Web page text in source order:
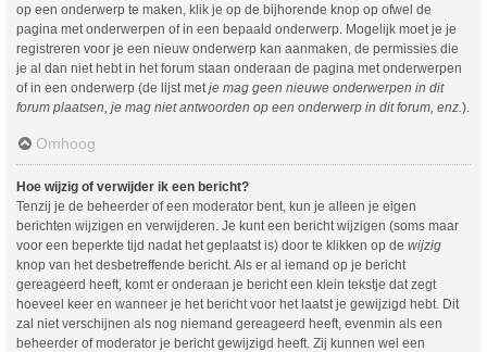
op een onderwerp te maken, klik je op de bijhorende knop op ofwel de
pagina met onderwerpen of in een bepaald onderwerp. Mogelijk moet je je
registreren voor je een nieuw onderwerp kan aanmaken, de permissies die
je al dan niet hebt in het forum staan onderaan de pagina met onderwerpen
of in een onderwerp (de lijst met je mag geen nieuwe onderwerpen in dit
forum plaatsen, je mag niet antwoorden op een onderwerp in dit forum, enz. ).
Omhoog
Hoe wijzig of verwijder ik een bericht?
Tenzij je de beheerder of een moderator bent, kun je alleen je eigen
berichten wijzigen en verwijderen. Je kunt een bericht wijzigen (soms maar
voor een beperkte tijd nadat het geplaatst is) door te klikken op de wijzig
knop van het desbetreffende bericht. Als er al iemand op je bericht
gereageerd heeft, komt er onderaan je bericht een klein tekstje dat zegt
hoeveel keer en wanneer je het bericht voor het laatst je gewijzigd hebt. Dit
zal niet verschijnen als nog niemand gereageerd heeft, evenmin als een
beheerder of moderator je bericht gewijzigd heeft. Zij kunnen wel een